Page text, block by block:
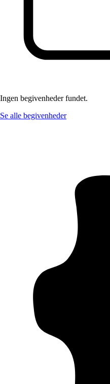
Ingen begivenheder fundet.
Se alle begivenheder